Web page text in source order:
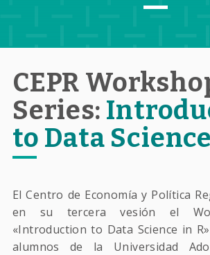
CEPR
Series:
to Data
El Centro de Economía y Política
en su tercera vesión el
«Introduction to Data Science in
alumnos de la Universidad